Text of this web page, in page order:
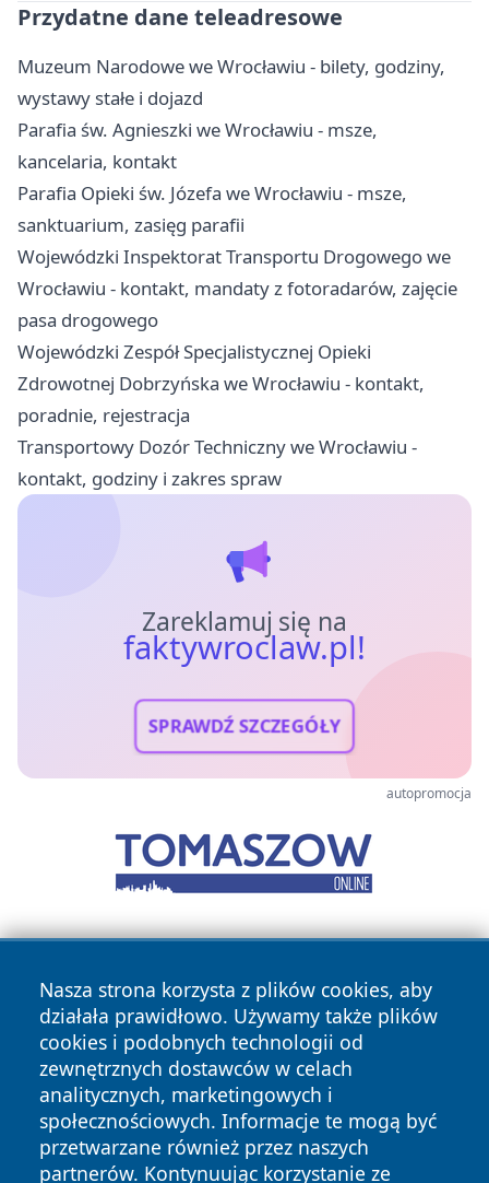
Przydatne dane teleadresowe
Muzeum Narodowe we Wrocławiu - bilety, godziny,
wystawy stałe i dojazd
Parafia św. Agnieszki we Wrocławiu - msze,
kancelaria, kontakt
Parafia Opieki św. Józefa we Wrocławiu - msze,
sanktuarium, zasięg parafii
Wojewódzki Inspektorat Transportu Drogowego we
Wrocławiu - kontakt, mandaty z fotoradarów, zajęcie
pasa drogowego
Wojewódzki Zespół Specjalistycznej Opieki
Zdrowotnej Dobrzyńska we Wrocławiu - kontakt,
poradnie, rejestracja
Transportowy Dozór Techniczny we Wrocławiu -
kontakt, godziny i zakres spraw
Zareklamuj się na
faktywroclaw.pl!
SPRAWDŹ SZCZEGÓŁY
autopromocja
Nasza strona korzysta z plików cookies, aby
działała prawidłowo. Używamy także plików
cookies i podobnych technologii od
zewnętrznych dostawców w celach
analitycznych, marketingowych i
społecznościowych. Informacje te mogą być
przetwarzane również przez naszych
partnerów. Kontynuując korzystanie ze
Copyright © 2026 faktywroclaw.pl Wszystkie prawa
zastrzeżone.
Polityka Polityka